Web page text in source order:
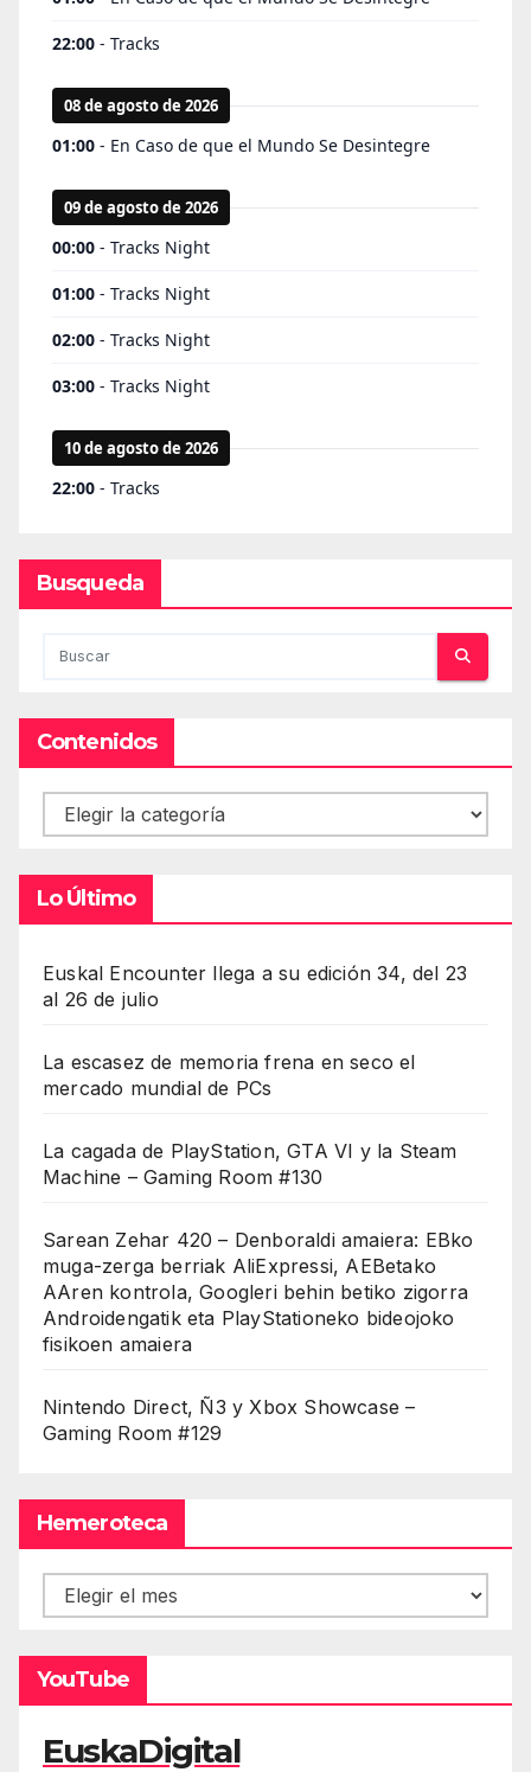
Busqueda
Contenidos
Contenidos
Lo Último
Euskal Encounter llega a su edición 34, del 23
al 26 de julio
La escasez de memoria frena en seco el
mercado mundial de PCs
La cagada de PlayStation, GTA VI y la Steam
Machine – Gaming Room #130
Sarean Zehar 420 – Denboraldi amaiera: EBko
muga-zerga berriak AliExpressi, AEBetako
AAren kontrola, Googleri behin betiko zigorra
Androidengatik eta PlayStationeko bideojoko
fisikoen amaiera
Nintendo Direct, Ñ3 y Xbox Showcase –
Gaming Room #129
Hemeroteca
Hemeroteca
YouTube
EuskaDigital